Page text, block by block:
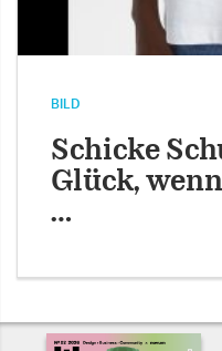
BILD
Schicke
Glück,
…